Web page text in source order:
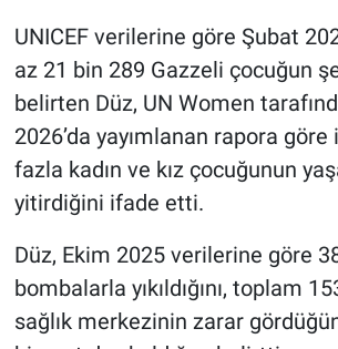
UNICEF verilerine göre Şubat
az 21 bin 289 Gazzeli çocuğun
belirten Düz, UN Women
2026’da yayımlanan rapora
fazla kadın ve kız çocuğunun
yitirdiğini ifade etti.
Düz, Ekim 2025 verilerine göre
bombalarla yıkıldığını, toplam
sağlık merkezinin zarar